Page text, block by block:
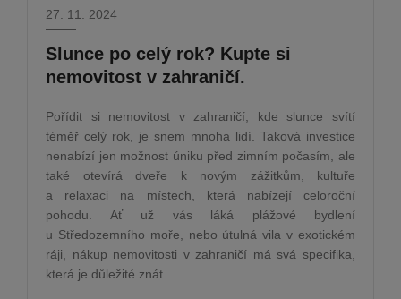
27. 11. 2024
Slunce po celý rok? Kupte si
nemovitost v zahraničí.
Pořídit si nemovitost v zahraničí, kde slunce svítí
téměř celý rok, je snem mnoha lidí. Taková investice
nenabízí jen možnost úniku před zimním počasím, ale
také otevírá dveře k novým zážitkům, kultuře
a relaxaci na místech, která nabízejí celoroční
pohodu. Ať už vás láká plážové bydlení
u Středozemního moře, nebo útulná vila v exotickém
ráji, nákup nemovitosti v zahraničí má svá specifika,
která je důležité znát.